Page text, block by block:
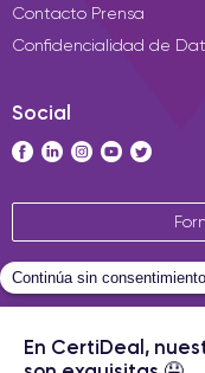
Contacto Prensa
Confidencialidad de
Social